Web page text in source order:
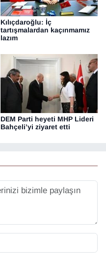
Kılıçdaroğlu: İç
tartışmalardan kaçınmamız
lazım
DEM Parti heyeti MHP Lideri
Bahçeli’yi ziyaret etti